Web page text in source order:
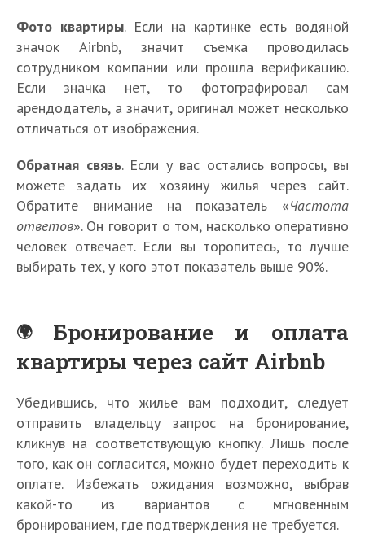
Фото квартиры. Если на картинке есть водяной
значок Airbnb, значит съемка проводилась
сотрудником компании или прошла верификацию.
Если значка нет, то фотографировал сам
арендодатель, а значит, оригинал может несколько
отличаться от изображения.
Обратная связь. Если у вас остались вопросы, вы
можете задать их хозяину жилья через сайт.
Обратите внимание на показатель «Частота
ответов». Он говорит о том, насколько оперативно
человек отвечает. Если вы торопитесь, то лучше
выбирать тех, у кого этот показатель выше 90%.
Бронирование и оплата
квартиры через сайт Airbnb
Убедившись, что жилье вам подходит, следует
отправить владельцу запрос на бронирование,
кликнув на соответствующую кнопку. Лишь после
того, как он согласится, можно будет переходить к
оплате. Избежать ожидания возможно, выбрав
какой-то из вариантов с мгновенным
бронированием, где подтверждения не требуется.